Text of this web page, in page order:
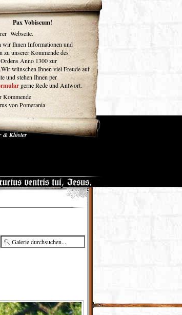
Pax Vobiscum!
Webseite.
wir Ihnen Informationen und
zu unserer Kommende des
Anno 1300 zur
wünschen Ihnen viel Freude auf
und stehen Ihnen per
gerne Rede und Antwort.
Kommende
von Pomerania
& Klöster